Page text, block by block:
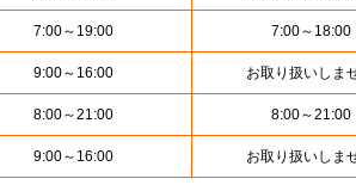
7:00～19:00 7:00～18:00
9:00～16:00 お取り扱いしま
8:00～21:00 8:00～21:00
9:00～16:00 お取り扱いしま